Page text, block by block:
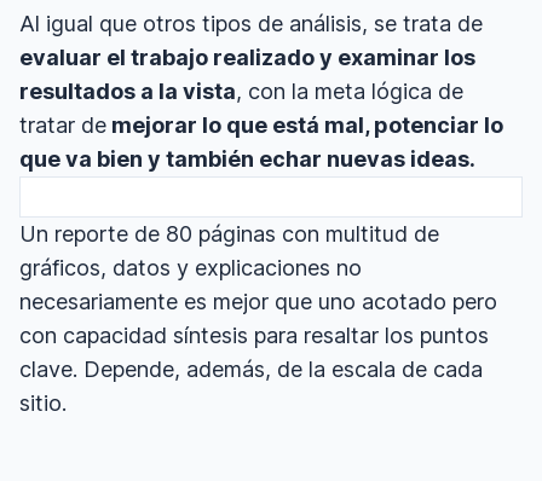
Al igual que otros tipos de análisis, se trata de
evaluar el trabajo realizado y examinar los
resultados a la vista, con la meta lógica de
tratar de mejorar lo que está mal, potenciar lo
que va bien y también echar nuevas ideas.
Un reporte de 80 páginas con multitud de
gráficos, datos y explicaciones no
necesariamente es mejor que uno acotado pero
con capacidad síntesis para resaltar los puntos
clave. Depende, además, de la escala de cada
sitio.